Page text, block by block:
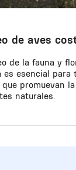
de aves
de la fauna y
es esencial para
que promuevan
naturales.